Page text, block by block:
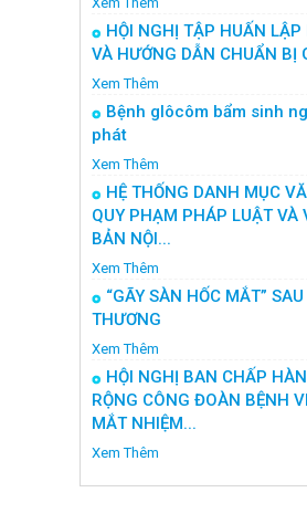
HỘI NGHỊ TẬP HUẤN LẬP
VÀ HƯỚNG DẪN CHUẨN BỊ
Xem Thêm
Bệnh glôcôm bẩm sinh
phát
Xem Thêm
HỆ THỐNG DANH MỤC
QUY PHẠM PHÁP LUẬT VÀ
BẢN NỘI...
Xem Thêm
“GÃY SÀN HỐC MẮT”
THƯƠNG
Xem Thêm
HỘI NGHỊ BAN CHẤP
RỘNG CÔNG ĐOÀN BỆNH
MẮT NHIỆM...
Xem Thêm